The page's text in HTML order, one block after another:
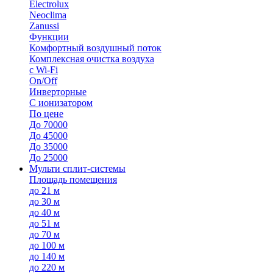
Electrolux
Neoclima
Zanussi
Функции
Комфортный воздушный поток
Комплексная очистка воздуха
с Wi-Fi
On/Off
Инверторные
С ионизатором
По цене
До 70000
До 45000
До 35000
До 25000
Мульти сплит-системы
Площадь помещения
до 21 м
до 30 м
до 40 м
до 51 м
до 70 м
до 100 м
до 140 м
до 220 м